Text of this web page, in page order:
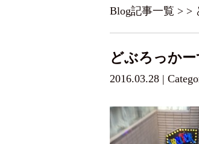
Blog記事一覧 > >
どぶろっかー
2016.03.28 |